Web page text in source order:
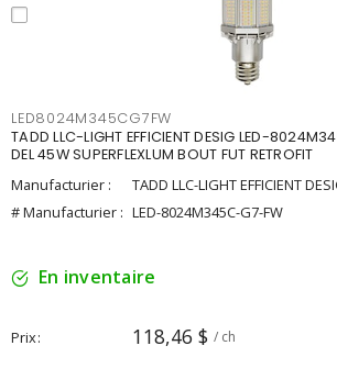
LED8024M345CG7FW
TADD LLC-LIGHT EFFICIENT DESIG LED-
DEL 45W SUPERFLEXLUM BOUT FUT RETROFIT
Manufacturier :
TADD LLC-LIGHT EFFICIENT
# Manufacturier : LED-8024M345C-G7-FW
En inventaire
Prix 118,46 $ / ch